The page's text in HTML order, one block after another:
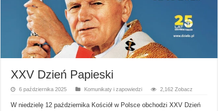
XXV Dzień Papieski
6 października 2025 Komunikaty i zapowiedzi 2,162 Zobacz
W niedzielę 12 października Kościół w Polsce obchodzi XXV Dzień